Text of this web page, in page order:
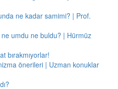
ne kadar samimi? | Prof.
umdu ne buldu? | Hürmüz
bırakmıyorlar!
önerileri | Uzman konuklar